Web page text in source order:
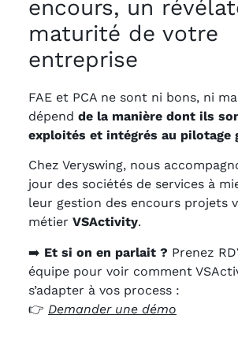
encours, un
maturité de votre
entreprise
FAE et PCA ne sont ni bons, ni
dépend de la manière dont ils
exploités et intégrés au pilotage
Chez Veryswing, nous
jour des sociétés de services à
leur gestion des encours projets
métier VSActivity.
➡️ Et si on en parlait ? Prenez
équipe pour voir comment
s’adapter à vos process :
👉 Demander une démo